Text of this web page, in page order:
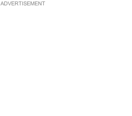
ADVERTISEMENT